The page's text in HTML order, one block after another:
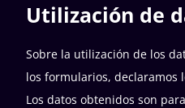
Utilización de
Sobre la utilización de los
los formularios, declaramos
Los datos obtenidos son